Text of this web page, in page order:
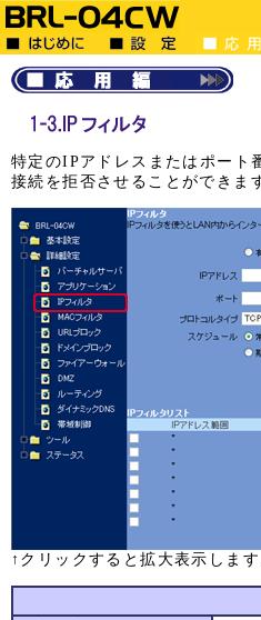
特定のIPアドレスまたはポート
接続を拒否させることができま
↑クリックすると拡大表示します